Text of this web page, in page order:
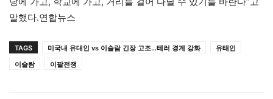
말했다.연합뉴스
TAGS 미국내 유대인 vs 이슬람 긴장 고조…테러 경계 강화
유태인
이슬람
이팔전쟁